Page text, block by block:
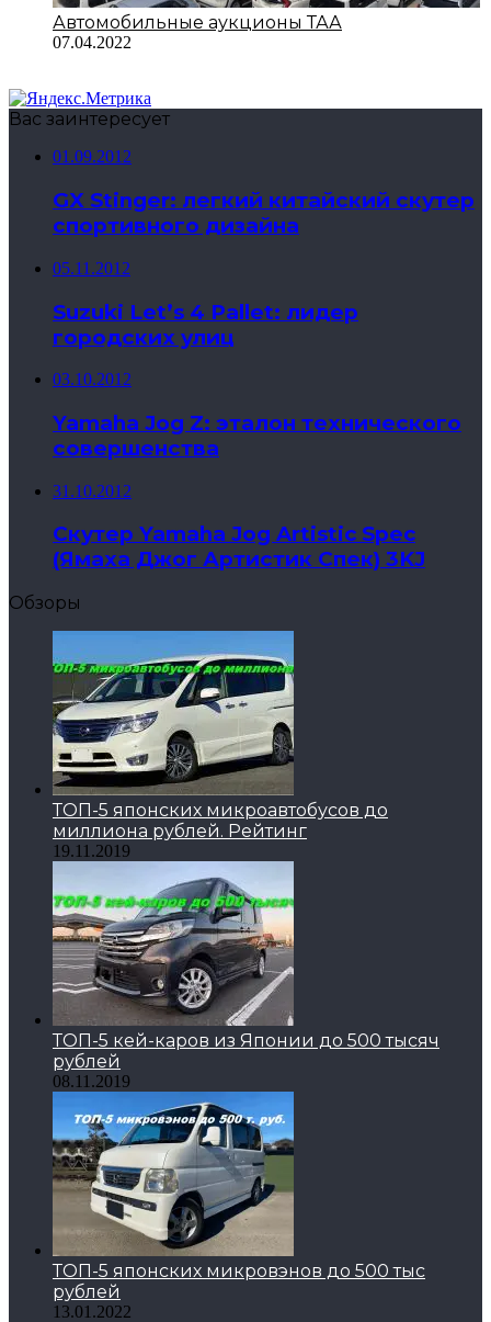
Автомобильные аукционы ТАА
07.04.2022
Вас заинтересует
01.09.2012
GX Stinger: легкий китайский скутер
спортивного дизайна
05.11.2012
Suzuki Let’s 4 Pallet: лидер
городских улиц
03.10.2012
Yamaha Jog Z: эталон технического
совершенства
31.10.2012
Скутер Yamaha Jog Artistic Spec
(Ямаха Джог Артистик Спек) 3KJ
Обзоры
ТОП-5 японских микроавтобусов до
миллиона рублей. Рейтинг
19.11.2019
ТОП-5 кей-каров из Японии до 500 тысяч
рублей
08.11.2019
ТОП-5 японских микровэнов до 500 тыс
рублей
13.01.2022